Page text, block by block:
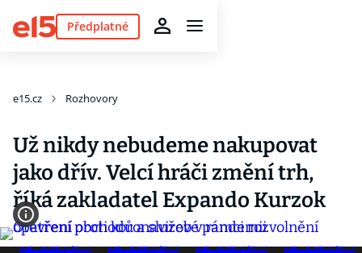
Předplatné
e15.cz Rozhovory
Už nikdy nebudeme nakupovat
jako dřív. Velcí hráči změní trh,
říká zakladatel Expando Kurzok